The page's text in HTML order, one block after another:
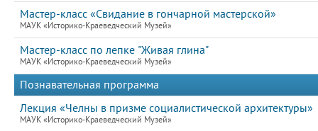
Мастер-класс «Свидание в гончарной мастерской»
МАУК «Историко-Краеведческий Музей»
Мастер-класс по лепке "Живая глина"
МАУК «Историко-Краеведческий Музей»
Познавательная программа
Лекция «Челны в призме социалистической архитектуры»
МАУК «Историко-Краеведческий Музей»